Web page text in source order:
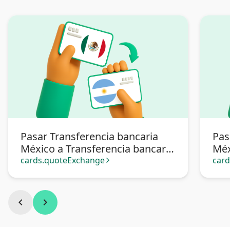
Pasar Transferencia bancaria
México a Transferencia bancaria
Argentina
cards.quoteExchange arrow_forward_ios
chevron_left chevron_right